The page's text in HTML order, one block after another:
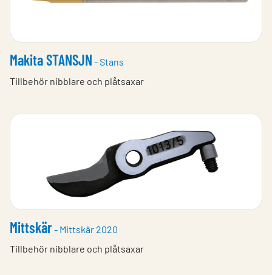
Makita STANSJN - Stans
Tillbehör nibblare och plåtsaxar
Mittskär- Mittskär 2020
Tillbehör nibblare och plåtsaxar